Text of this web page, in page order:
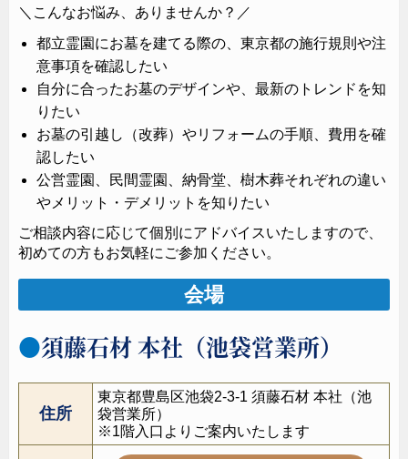
＼こんなお悩み、ありませんか？／
都立霊園にお墓を建てる際の、東京都の施行規則や注
意事項を確認したい
自分に合ったお墓のデザインや、最新のトレンドを知
りたい
お墓の引越し（改葬）やリフォームの手順、費用を確
認したい
公営霊園、民間霊園、納骨堂、樹木葬それぞれの違い
やメリット・デメリットを知りたい
ご相談内容に応じて個別にアドバイスいたしますので、
初めての方もお気軽にご参加ください。
会場
須藤石材 本社（池袋営業所）
住所
東京都豊島区池袋2-3-1 須藤石材 本社（池
袋営業所）
※1階入口よりご案内いたします